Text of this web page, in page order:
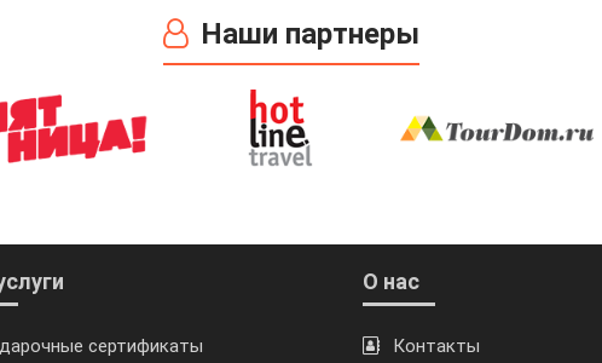
Наши партнеры
сертификаты
О нас
Контакты